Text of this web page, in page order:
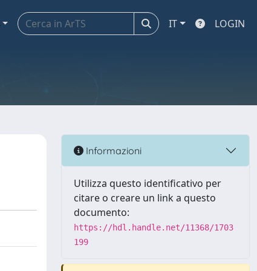
IT LOGIN
Informazioni
Utilizza questo identificativo per
citare o creare un link a questo
documento:
https://hdl.handle.net/11368/1703
199